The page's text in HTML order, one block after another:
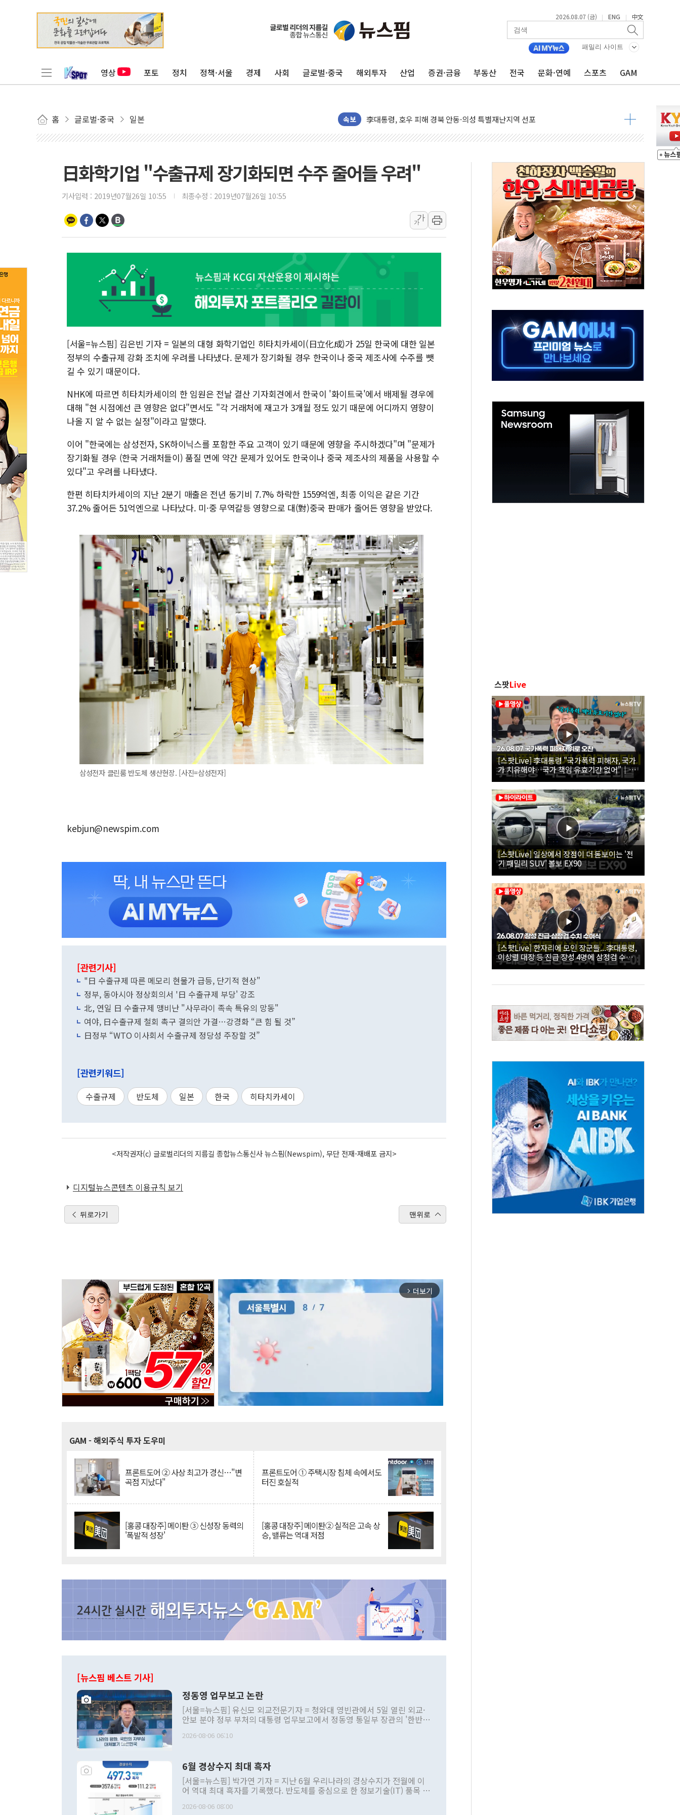
2026.08.07 (금) | ENG | 中文
패밀리 사이트
영상 포토 정치 정책·서울 경제 사회 글로벌·중국 해외투자 산업 증권·금융 부동산 전국 문화·연예 스포츠 GAM
홈 글로벌·중국 일본 속보
포스코홀딩스, 포스코인터·DX 지분 일부 매각
태국 학교서 중학생 총기 난사...최소 7명 사망
"文정부 악몽 재현 안돼"...李 부동산 세제안에 與 내부서 '총선·대선 직격탄' 우려
신세계사이먼 '대구 프리미엄 아울렛' 건립 '본궤도'
'변기 수리' 집주인에게 흉기 휘두른 30대 세입자…경찰, 현행범 체포
워트, 상반기 영업이익 30억원
NH농협생명, 농작업 중 온열질환 보장…폭염기 신속 보상 강화
아바코, 2분기 매출 120억원
랩지노믹스 "디엑솜과 美 암 진단 분야 독점 라이선스 계약"
보로노이, 폐암 치료제 'VRN11' 캐나다 IND 신청
푸본현대생명, 육군 3군단과 군 장병 금융교육·전역 지원 협약
교보생명, '교보K-맞춤건강보험' 6개월 배타적사용권 획득
벼랑 끝 선 '동전주' 무더기 상폐 위기…관리종목 우려 지정예고 총 63개
1순위보다 낮은 특별공급 경쟁률… 실수요자 관심
컴투스 '제우스: 오만의 신' 26일 출시, 유저의 캐릭터가 AI로 플레이한다
서울 재건축·재개발 정상화시 5년 내 9만가구 순증...이주 대란도 제한적
日화학기업 "수출규제 장기화되면 수주 줄어들 우려"
기사입력 : 2019년07월26일 10:55 최종수정 : 2019년07월26일 10:55
가
가
[서울=뉴스핌] 김은빈 기자 = 일본의 대형 화학기업인 히타치카세이(日立化成)가 25일 한국에 대한 일본
정부의 수출규제 강화 조치에 우려를 나타냈다. 문제가 장기화될 경우 한국이나 중국 제조사에 수주를 뺏
길 수 있기 때문이다.
NHK에 따르면 히타치카세이의 한 임원은 전날 결산 기자회견에서 한국이 '화이트국'에서 배제될 경우에
대해 "현 시점에선 큰 영향은 없다"면서도 "각 거래처에 재고가 3개월 정도 있기 때문에 어디까지 영향이
나올 지 알 수 없는 실정"이라고 말했다.
이어 "한국에는 삼성전자, SK하이닉스를 포함한 주요 고객이 있기 때문에 영향을 주시하겠다"며 "문제가
장기화될 경우 (한국 거래처들이) 품질 면에 약간 문제가 있어도 한국이나 중국 제조사의 제품을 사용할 수
있다"고 우려를 나타냈다.
한편 히타치카세이의 지난 2분기 매출은 전년 동기비 7.7% 하락한 1559억엔, 최종 이익은 같은 기간
37.2% 줄어든 51억엔으로 나타났다. 미·중 무역갈등 영향으로 대(對)중국 판매가 줄어든 영향을 받았다.
삼성전자 클린룸 반도체 생산현장. [사진=삼성전자]
kebjun@newspim.com
[관련기사]
"日 수출규제 따른 메모리 현물가 급등, 단기적 현상"
정부, 동아시아 정상회의서 '日 수출규제 부당' 강조
北, 연일 日 수출규제 맹비난 "사무라이 족속 특유의 망동"
여야, 日수출규제 철회 촉구 결의안 가결…강경화 “큰 힘 될 것”
日정부 “WTO 이사회서 수출규제 정당성 주장할 것”
[관련키워드]
수출규제 반도체 일본 한국 히타치카세이
<저작권자(c) 글로벌리더의 지름길 종합뉴스통신사 뉴스핌(Newspim), 무단 전재-재배포 금지>
디지털뉴스콘텐츠 이용규칙 보기
뒤로가기 맨위로
arrow_forward_ios 더보기
GAM - 해외주식 투자 도우미
프론트도어 ② 사상 최고가 경신…"변
곡점 지났다"
프론트도어 ① 주택시장 침체 속에서도
터진 호실적
[홍콩 대장주] 메이퇀 ③ 신성장 동력의
'폭발적 성장'
[홍콩 대장주] 메이퇀② 실적은 고속 상
승, 밸류는 역대 저점
[뉴스핌 베스트 기사]
정동영 업무보고 논란
[서울=뉴스핌] 유신모 외교전문기자 = 청와대 영빈관에서 5일 열린 외교·
안보 분야 정부 부처의 대통령 업무보고에서 정동영 통일부 장관의 '한반도
발언 중에는 정부 내 조율을 거치지 않은 사안을 정책으로 추진하겠다고 공
주의적 희망에 근거한 비현실적 구상'이라는 비판을 내놨다. 그동안 정 장
관의 대북 정책 관련 발언이 물의를 빚은 적은 여러 번 있지만 대통령과 유
관 부처 장관이 공개적으로 부정적 입장을 표명한 것은 이례적이다. 정 장
관의 무리한 대북 접근법과 월권을 제어해야 한다는 목소리도 높아지고 있
다. [정동영 통일부 장관이 지난달 23일 오후 서울 종로구 정부서울청사에
2026-08-06 06:10
6월 경상수지 최대 흑자
[서울=뉴스핌] 박가연 기자 = 지난 6월 우리나라의 경상수지가 전월에 이
어 역대 최대 흑자를 기록했다. 반도체를 중심으로 한 정보기술(IT) 품목 수
료=한국은행] 한국은행이 6일 발표한 '2026년 6월 국제수지(잠정)'에 따르
2026-08-06 08:00
스팟Live
[스팟Live] 李대통령 "국가폭력 피해자, 국가
가 치유해야…국가 책임 유효기간 없어"｜
26.08.07 국가폭력 피해자 위로 오찬
[스팟Live] 일상에서 장점이 더 돋보이는 '전
기 패밀리 SUV' 볼보 EX90
[스팟Live] 한자리에 모인 장군들...李대통령,
이상렬 대장 등 진급 장성 4명에 삼정검 수치
직접 수여｜26.08.07 장성 진급·삼정검 수치